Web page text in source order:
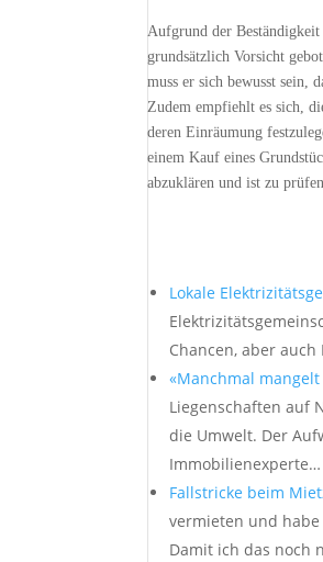
Aufgrund der
grundsätzlich Vorsicht
muss er sich bewusst sein,
Zudem empfiehlt es sich,
deren Einräumung
einem Kauf eines
abzuklären und ist zu
Lokale
Chancen, aber
«Manchmal
Liegenschaften auf
die Umwelt. Der
Immobilienexperte…
Fallstricke beim
vermieten und
Damit ich das noch